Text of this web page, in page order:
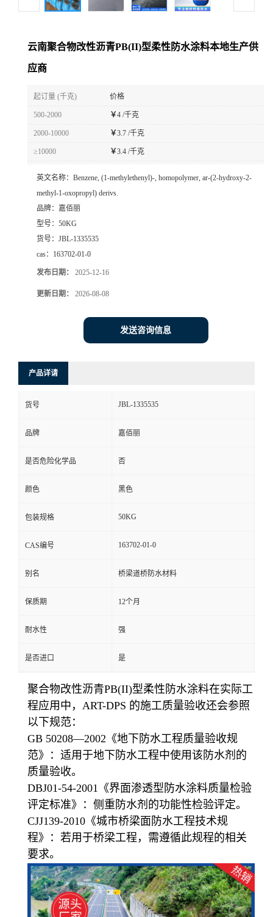
云南聚合物改性沥青PB(II)型柔性防水涂料本地生产供
应商
起订量 (千克) 价格
500-2000 ￥4 /千克
2000-10000 ￥3.7 /千克
≥10000 ￥3.4 /千克
英文名称： Benzene, (1-methylethenyl)-, homopolymer, ar-(2-hydroxy-2-
methyl-1-oxopropyl) derivs.
品牌： 嘉佰丽
型号： 50KG
货号： JBL-1335535
cas： 163702-01-0
发布日期： 2025-12-16
更新日期： 2026-08-08
发送咨询信息
产品详请
货号 JBL-1335535
品牌 嘉佰丽
是否危险化学品 否
颜色 黑色
包装规格 50KG
CAS编号 163702-01-0
别名 桥梁道桥防水材料
保质期 12个月
耐水性 强
是否进口 是
聚合物改性沥青PB(II)型柔性防水涂料在实际工
程应用中，ART-DPS 的施工质量验收还会参照
以下规范：
GB 50208—2002《地下防水工程质量验收规
范》：适用于地下防水工程中使用该防水剂的
质量验收。
DBJ01-54-2001《界面渗透型防水涂料质量检验
评定标准》：侧重防水剂的功能性检验评定。
CJJ139-2010《城市桥梁面防水工程技术规
程》：若用于桥梁工程，需遵循此规程的相关
要求。